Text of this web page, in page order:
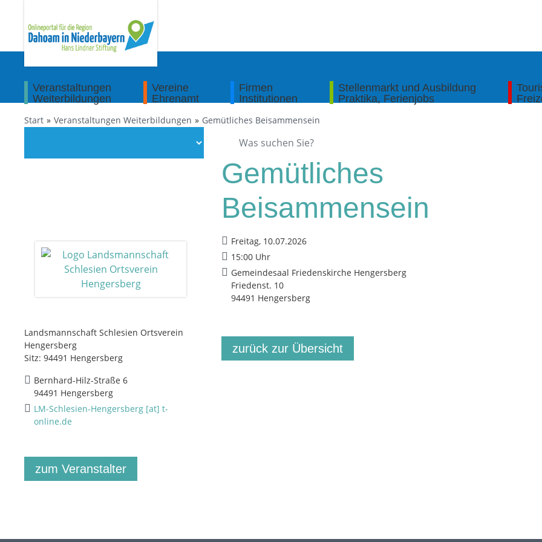
Veranstaltungen
Weiterbildungen
Vereine
Ehrenamt
Firmen
Institutionen
Stellenmarkt und Ausbildung
Praktika, Ferienjobs
Start Veranstaltungen Weiterbildungen Gemütliches Beisammensein
Landsmannschaft Schlesien Ortsverein
Hengersberg
Sitz: 94491 Hengersberg
Bernhard-Hilz-Straße 6
94491 Hengersberg
LM-Schlesien-Hengersberg [at] t-
online.de
zum Veranstalter
Gemütliches
Beisammensein
Freitag, 10.07.2026
15:00 Uhr
Gemeindesaal Friedenskirche Hengersberg
Friedenst. 10
94491 Hengersberg
zurück zur Übersicht